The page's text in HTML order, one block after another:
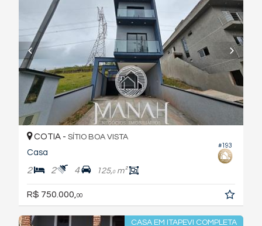
#193
COTIA - SÍTIO BOA VISTA
Casa
2 2 4 125,0m²
R$ 750.000, 00
CASA EM ITAPEVI COMPLETA